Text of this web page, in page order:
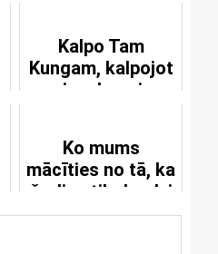
Kalpo Tam
Kungam, kalpojot
saviem kungiem
Ko mums
mācīties no tā, ka
šodien tik daudzi
vairs netic